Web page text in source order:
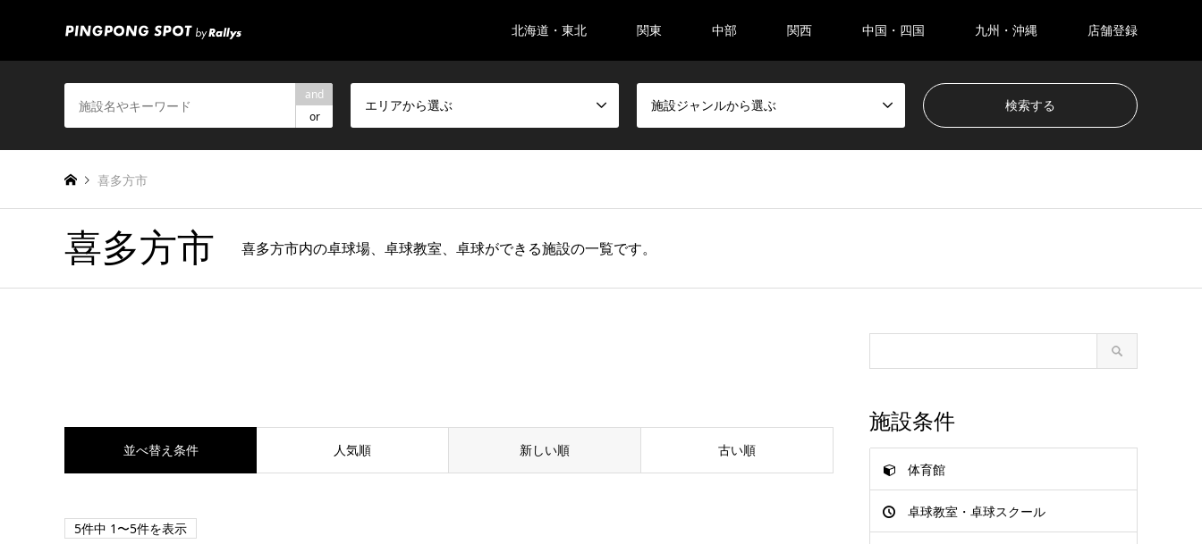
北海道・東北 関東 中部 関西 中国・四国 九州・沖縄 店舗登録
and
or
エリアから選ぶ 施設ジャンルから選ぶ
喜多方市
喜多方市 喜多方市内の卓球場、卓球教室、卓球ができる施設の一覧です。
並べ替え条件 人気順 新しい順 古い順
5件中 1〜5件を表示
施設条件
体育館
卓球教室・卓球スクール